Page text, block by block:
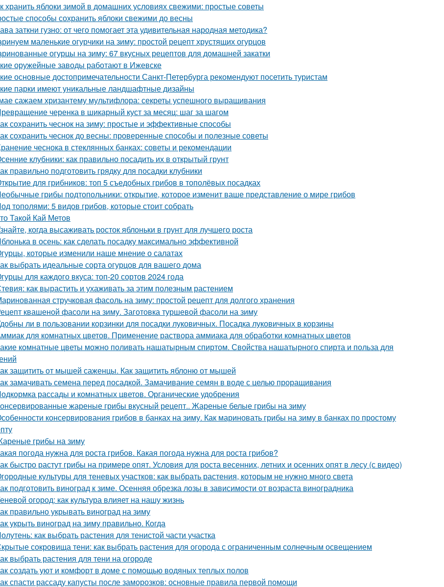
хранить яблоки зимой в домашних условиях свежими: простые советы
способы сохранить яблоки свежими до весны
заткни гузно: от чего помогает эта удивительная народная методика?
маленькие огурчики на зиму: простой рецепт хрустящих огурцов
огурцы на зиму: 67 вкусных рецептов для домашней закатки
оружейные заводы работают в Ижевске
основные достопримечательности Санкт-Петербурга рекомендуют посетить туристам
парки имеют уникальные ландшафтные дизайны
сажаем хризантему мультифлора: секреты успешного выращивания
черенка в шикарный куст за месяц: шаг за шагом
сохранить чеснок на зиму: простые и эффективные способы
сохранить чеснок до весны: проверенные способы и полезные советы
чеснока в стеклянных банках: советы и рекомендации
клубники: как правильно посадить их в открытый грунт
правильно подготовить грядку для посадки клубники
для грибников: топ 5 съедобных грибов в тополёвых посадках
грибы подтопольники: открытие, которое изменит ваше представление о мире грибов
тополями: 5 видов грибов, которые стоит собрать
Такой Кай Метов
когда высаживать росток яблоньки в грунт для лучшего роста
в осень: как сделать посадку максимально эффективной
которые изменили наше мнение о салатах
выбрать идеальные сорта огурцов для вашего дома
для каждого вкуса: топ-20 сортов 2024 года
как вырастить и ухаживать за этим полезным растением
стручковая фасоль на зиму: простой рецепт для долгого хранения
квашеной фасоли на зиму. Заготовка туршевой фасоли на зиму
ли в пользовании корзинки для посадки луковичных. Посадка луковичных в корзины
для комнатных цветов. Применение раствора аммиака для обработки комнатных цветов
комнатные цветы можно поливать нашатырным спиртом. Свойства нашатырного спирта и польза для
защитить от мышей саженцы. Как защитить яблоню от мышей
замачивать семена перед посадкой. Замачивание семян в воде с целью проращивания
рассады и комнатных цветов. Органические удобрения
жареные грибы вкусный рецепт.. Жареные белые грибы на зиму
консервирования грибов в банках на зиму. Как мариновать грибы на зиму в банках по простому
грибы на зиму
погода нужна для роста грибов. Какая погода нужна для роста грибов?
быстро растут грибы на примере опят. Условия для роста весенних, летних и осенних опят в лесу (с видео)
культуры для теневых участков: как выбрать растения, которым не нужно много света
подготовить виноград к зиме. Осенняя обрезка лозы в зависимости от возраста виноградника
огород: как культура влияет на нашу жизнь
правильно укрывать виноград на зиму
укрыть виноград на зиму правильно. Когда
как выбрать растения для тенистой части участка
сокровища тени: как выбрать растения для огорода с ограниченным солнечным освещением
выбрать растения для тени на огороде
создать уют и комфорт в доме с помощью водяных теплых полов
спасти рассаду капусты после заморозков: основные правила первой помощи